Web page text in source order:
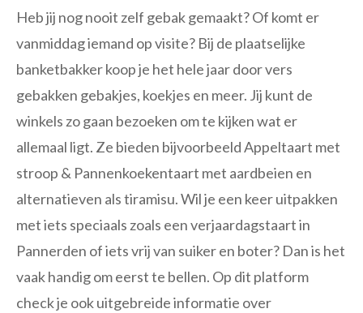
Heb jij nog nooit zelf gebak gemaakt? Of komt er
vanmiddag iemand op visite? Bij de plaatselijke
banketbakker koop je het hele jaar door vers
gebakken gebakjes, koekjes en meer. Jij kunt de
winkels zo gaan bezoeken om te kijken wat er
allemaal ligt. Ze bieden bijvoorbeeld Appeltaart met
stroop & Pannenkoekentaart met aardbeien en
alternatieven als tiramisu. Wil je een keer uitpakken
met iets speciaals zoals een verjaardagstaart in
Pannerden of iets vrij van suiker en boter? Dan is het
vaak handig om eerst te bellen. Op dit platform
check je ook uitgebreide informatie over